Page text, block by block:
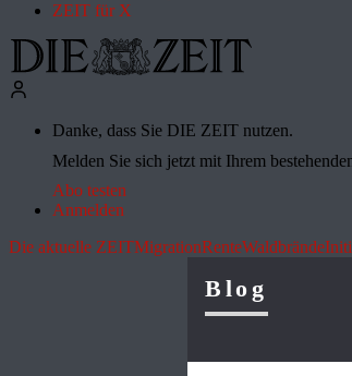
ZEIT für X
Danke, dass Sie DIE ZEIT nutzen.
Melden Sie sich jetzt mit Ihrem
Abo testen
Anmelden
Die aktuelle ZEITMigrationRenteWaldbrände
Blog